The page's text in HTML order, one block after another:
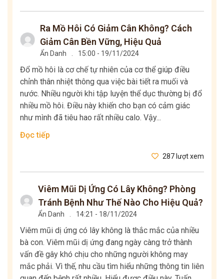
Ra Mồ Hôi Có Giảm Cân Không? Cách
Giảm Cân Bền Vững, Hiệu Quả
Ẩn Danh 15:00 - 19/11/2024
Đổ mồ hôi là cơ chế tự nhiên của cơ thể giúp điều
chỉnh thân nhiệt thông qua việc bài tiết ra muối và
nước. Nhiều người khi tập luyện thể dục thường bị đổ
nhiều mồ hôi. Điều này khiến cho bạn có cảm giác
như mình đã tiêu hao rất nhiều calo. Vậy...
Đọc tiếp
287 lượt xem
Viêm Mũi Dị Ứng Có Lây Không? Phòng
Tránh Bệnh Như Thế Nào Cho Hiệu Quả?
Ẩn Danh 14:21 - 18/11/2024
Viêm mũi dị ứng có lây không là thắc mắc của nhiều
bà con. Viêm mũi dị ứng đang ngày càng trở thành
vấn đề gây khó chịu cho những người không may
mắc phải. Vì thế, nhu cầu tìm hiểu những thông tin liên